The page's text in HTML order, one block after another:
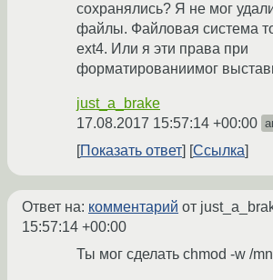
сохранялись? Я не мог
файлы. Файловая система
ext4. Или я эти права при
форматированиимог
just_a_brake
17.08.2017 15:57:14 +00:00
Показать ответ Ссылка
Ответ на: комментарий от
15:57:14 +00:00
Ты мог сделать chmod -w /